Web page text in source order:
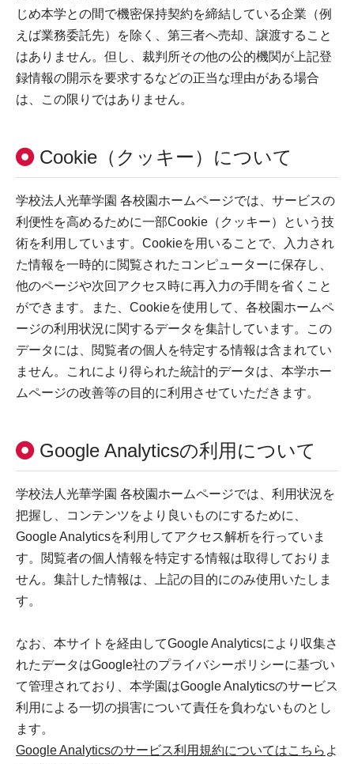
じめ本学との間で機密保持契約を締結している企業（例
えば業務委託先）を除く、第三者へ売却、譲渡すること
はありません。但し、裁判所その他の公的機関が上記登
録情報の開示を要求するなどの正当な理由がある場合
は、この限りではありません。
Cookie（クッキー）について
学校法人光華学園 各校園ホームページでは、サービスの
利便性を高めるために一部Cookie（クッキー）という技
術を利用しています。Cookieを用いることで、入力され
た情報を一時的に閲覧されたコンピューターに保存し、
他のページや次回アクセス時に再入力の手間を省くこと
ができます。また、Cookieを使用して、各校園ホームペ
ージの利用状況に関するデータを集計しています。この
データには、閲覧者の個人を特定する情報は含まれてい
ません。これにより得られた統計的データは、本学ホー
ムページの改善等の目的に利用させていただきます。
Google Analyticsの利用について
学校法人光華学園 各校園ホームページでは、利用状況を
把握し、コンテンツをより良いものにするために、
Google Analyticsを利用してアクセス解析を行っていま
す。閲覧者の個人情報を特定する情報は取得しておりま
せん。集計した情報は、上記の目的にのみ使用いたしま
す。
なお、本サイトを経由してGoogle Analyticsにより収集さ
れたデータはGoogle社のプライバシーポリシーに基づい
て管理されており、本学園はGoogle Analyticsのサービス
利用による一切の損害について責任を負わないものとし
ます。
Google Analyticsのサービス利用規約についてはこちら よ